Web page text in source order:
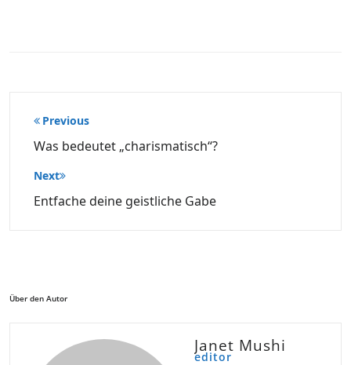
Beitragsnavigation
Previous
Was bedeutet „charismatisch“?
Next
Entfache deine geistliche Gabe
Über den Autor
Janet Mushi
editor